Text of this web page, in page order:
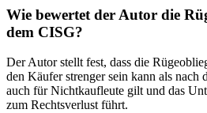
Wie bewertet der Autor die
dem CISG?
Der Autor stellt fest, dass die
den Käufer strenger sein kann als nach
auch für Nichtkaufleute gilt und das
zum Rechtsverlust führt.